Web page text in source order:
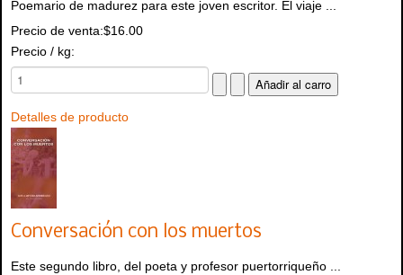
Poemario de madurez para este joven escritor. El viaje ...
Precio de venta:$16.00
Precio / kg:
Detalles de producto
Conversación con los muertos
Este segundo libro, del poeta y profesor puertorriqueño ...